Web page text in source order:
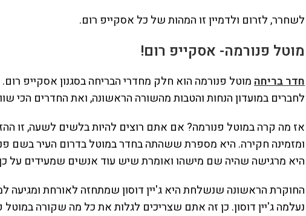
לשחרר, לזרום ולדמיין זו המהות של כל אסקייפ רום.
מוטל פנורמה- אסקייפ רום!
חדר בריחהמוטל פנורמה הוא חלק מחדרי הבריחה בסגנון אסקייפ
לחברים במועדון הנחות והטבות מהשורה הראשונה, ואת החדרים הכי
אז מה קרה במוטל פנורמה? אם אתם רוצים להיות בלשים לשעה, זו
ומזמינה חקירה. היא מספרת ששהתה בחדר במוטל בדרום העיר בשם
היא מרגישה שהיה שם מישהו ואומרת שיש עוד אנשים שמעידים על
החוקרת הראשונה שנשלחת היא ג'יין דוסון שמתחזה לאורחת ומגיעה
נעלמה ג'יין דוסון. כן זה אתם שצריכים לגלות את כל מה שקורה